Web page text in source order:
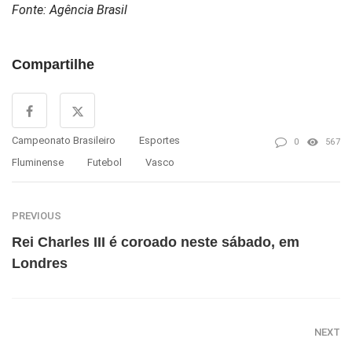
Fonte: Agência Brasil
Compartilhe
Campeonato Brasileiro
Esportes
Fluminense
Futebol Vasco
0 567
PREVIOUS
Rei Charles III é coroado neste sábado, em
Londres
NEXT